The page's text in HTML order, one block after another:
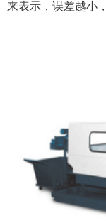
来表示，误差越小